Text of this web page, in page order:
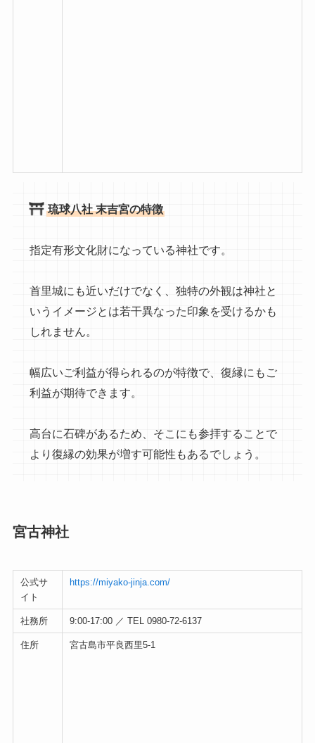
琉球八社 末吉宮の特徴
指定有形文化財になっている神社です。
首里城にも近いだけでなく、独特の外観は神社と
いうイメージとは若干異なった印象を受けるかも
しれません。
幅広いご利益が得られるのが特徴で、復縁にもご
利益が期待できます。
高台に石碑があるため、そこにも参拝することで
より復縁の効果が増す可能性もあるでしょう。
宮古神社
公式サ
イト
https://miyako-jinja.com/
社務所 9:00-17:00 ／ TEL 0980-72-6137
住所 宮古島市平良西里5-1